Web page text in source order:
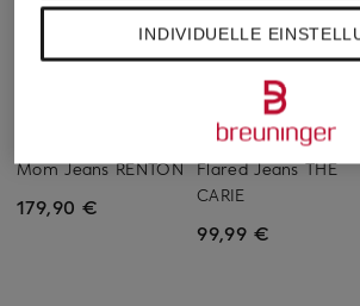
Mom Jeans RENTON
179,90 €
someday
Flared Jeans THE
CARIE
99,99 €
INDIVIDUELLE